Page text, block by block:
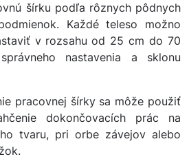
šírku podľa rôznych pôdnych
Každé teleso možno
v rozsahu od 25 cm do 70
nastavenia a sklonu
pracovnej šírky sa môže použiť
dokončovacích prác na
tvaru, pri orbe závejov alebo